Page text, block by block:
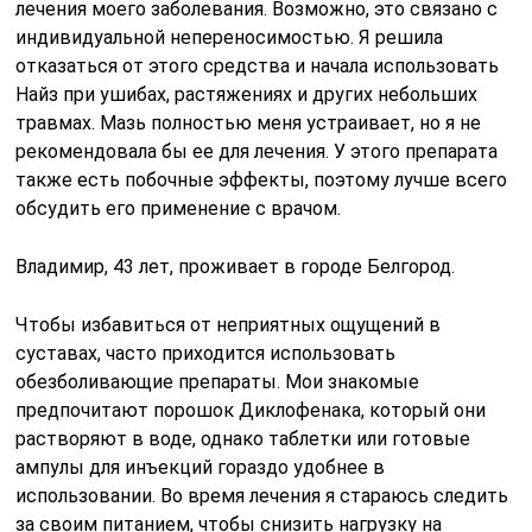
лечения моего заболевания. Возможно, это связано с
индивидуальной непереносимостью. Я решила
отказаться от этого средства и начала использовать
Найз при ушибах, растяжениях и других небольших
травмах. Мазь полностью меня устраивает, но я не
рекомендовала бы ее для лечения. У этого препарата
также есть побочные эффекты, поэтому лучше всего
обсудить его применение с врачом.
Владимир, 43 лет, проживает в городе Белгород.
Чтобы избавиться от неприятных ощущений в
суставах, часто приходится использовать
обезболивающие препараты. Мои знакомые
предпочитают порошок Диклофенака, который они
растворяют в воде, однако таблетки или готовые
ампулы для инъекций гораздо удобнее в
использовании. Во время лечения я стараюсь следить
за своим питанием, чтобы снизить нагрузку на